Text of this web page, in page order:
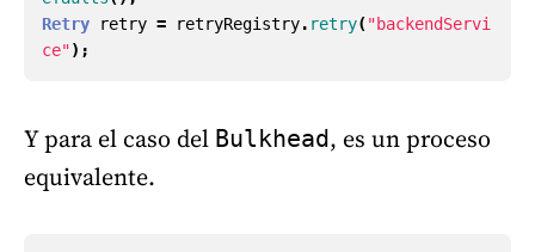
Retry
retry = retryRegistry. retry( "backendServi
ce");
Y para el caso del Bulkhead, es un proceso
equivalente.